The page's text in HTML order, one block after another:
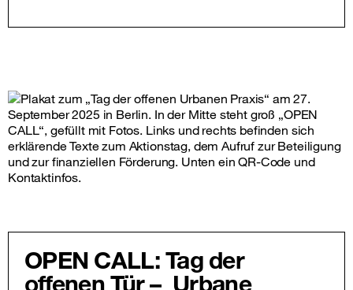
OPEN CALL: Tag der
offenen Tür – Urbane